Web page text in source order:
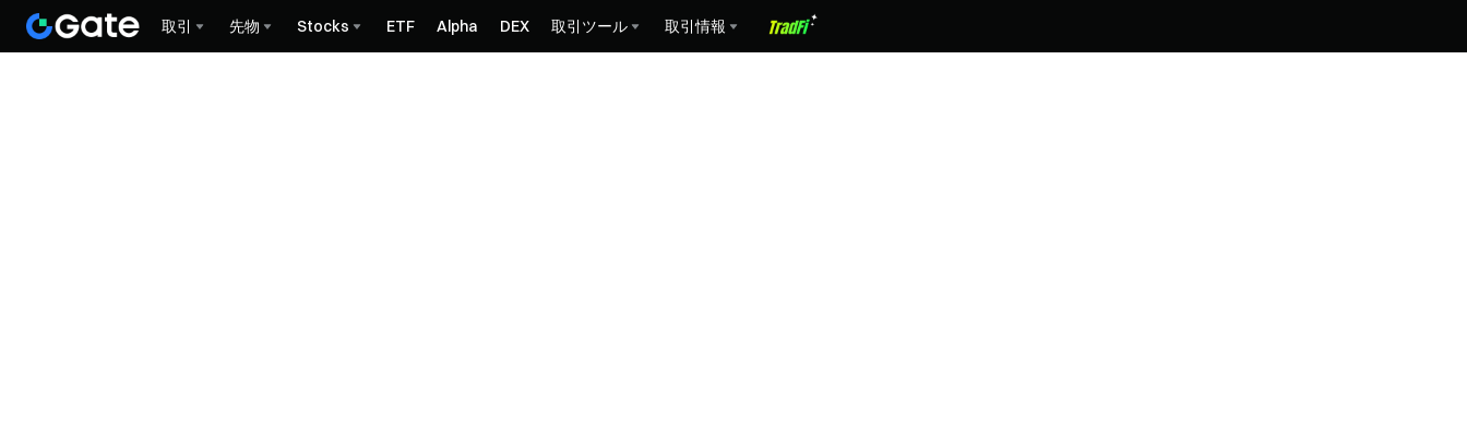
取引 先物 Stocks ETF Alpha DEX 取引ツール 取引情報